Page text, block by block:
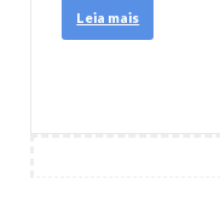
Leia mais